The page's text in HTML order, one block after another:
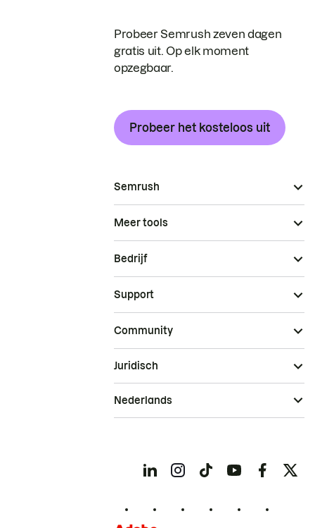
Probeer Semrush zeven dagen
gratis uit. Op elk moment
opzegbaar.
Probeer het kosteloos uit
Semrush
Meer tools
Bedrijf
Support
Community
Juridisch
Nederlands